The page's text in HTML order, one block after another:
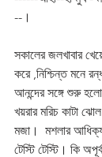
--।
সকালের জলখাবার
করে ,নিশ্চিন্ত মনে
আনন্দের সঙ্গে শুরু
খয়রার মরিচ কাটা
মজা।  মশলার
টেস্টি টেস্টি। কি